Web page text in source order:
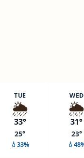
TUE
🌦️
33°
25°
💧33%
WED
🌦️
31°
23°